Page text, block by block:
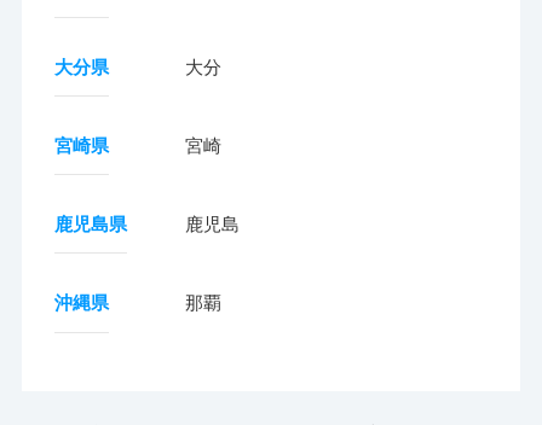
大分県 大分
宮崎県 宮崎
鹿児島県 鹿児島
沖縄県 那覇